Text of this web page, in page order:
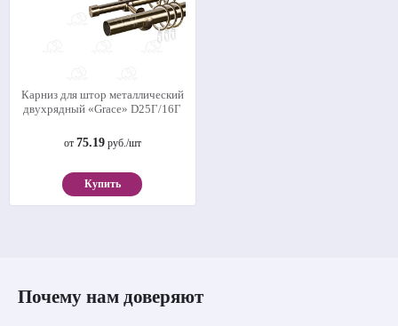
Карниз для штор металлический
двухрядный «Grace» D25Г/16Г
от 75.19руб./шт
Купить
Почему нам доверяют